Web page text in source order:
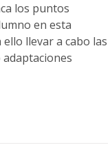
los puntos
en esta
llevar a cabo las